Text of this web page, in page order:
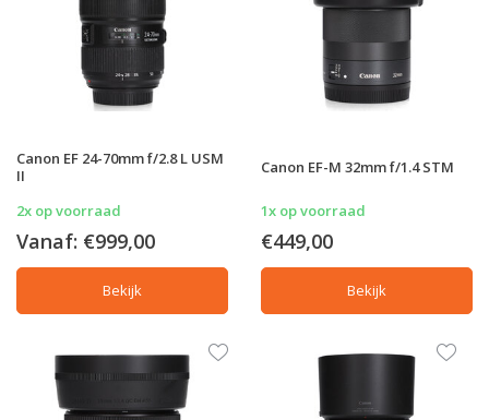
Canon EF 24-70mm f/2.8 L USM
II
2x op voorraad
Vanaf: €999,00
Bekijk
Canon EF-M 32mm f/1.4 STM
1x op voorraad
€449,00
Bekijk